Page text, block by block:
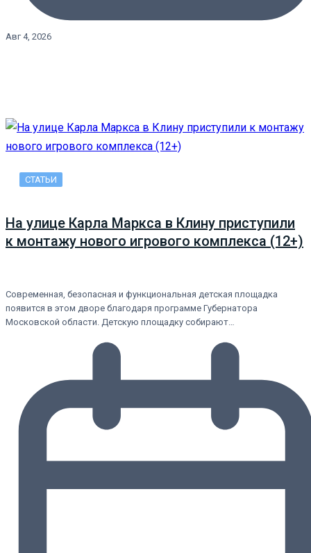
Авг 4, 2026
СТАТЬИ
На улице Карла Маркса в Клину приступили
к монтажу нового игрового комплекса (12+)
Современная, безопасная и функциональная детская площадка
появится в этом дворе благодаря программе Губернатора
Московской области. Детскую площадку собирают…